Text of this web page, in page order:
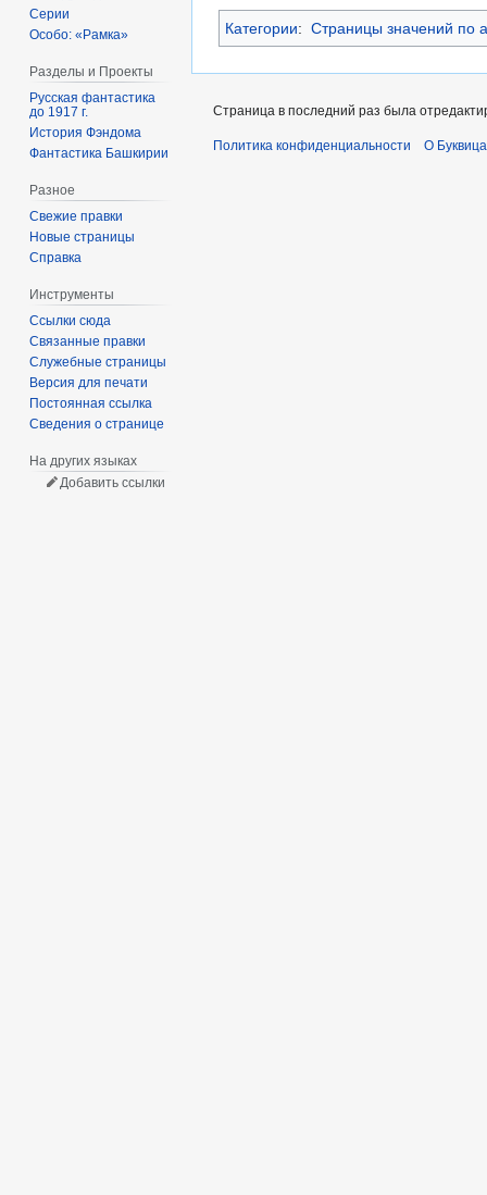
Категории: Страницы значений по
Серии
Особо: «Рамка»
Разделы и Проекты
Русская фантастика
до 1917 г.
История Фэндома
Фантастика Башкирии
Разное
Свежие правки
Новые страницы
Справка
Инструменты
Ссылки сюда
Связанные правки
Служебные страницы
Версия для печати
Постоянная ссылка
Сведения о странице
На других языках
Добавить ссылки
Страница в последний раз была
Политика конфиденциальности О Буквица